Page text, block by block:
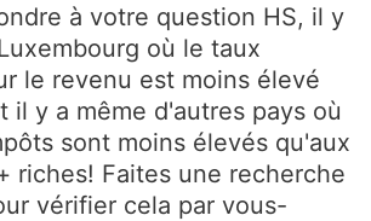
à votre question HS, il y
où le taux
le revenu est moins élevé
il y a même d'autres pays où
sont moins élevés qu'aux
riches! Faites une recherche
vérifier cela par vous-